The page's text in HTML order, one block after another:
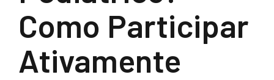
Como Participar
Ativamente